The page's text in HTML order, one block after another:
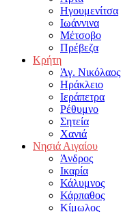
Ηγουμενίτσα
Ιωάννινα
Μέτσοβο
Πρέβεζα
Κρήτη
Άγ. Νικόλαος
Ηράκλειο
Ιεράπετρα
Ρέθυμνο
Σητεία
Χανιά
Νησιά Αιγαίου
Άνδρος
Ικαρία
Κάλυμνος
Κάρπαθος
Κίμωλος